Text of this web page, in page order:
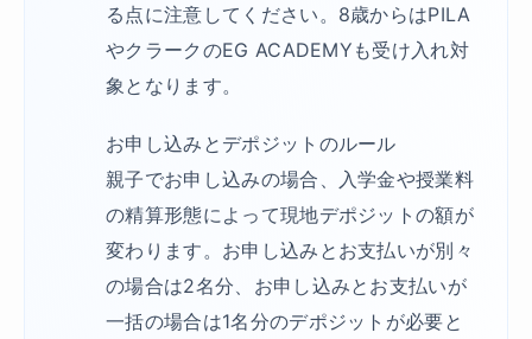
る点に注意してください。8歳からはPILA
やクラークのEG ACADEMYも受け入れ対
象となります。
お申し込みとデポジットのルール
親子でお申し込みの場合、入学金や授業料
の精算形態によって現地デポジットの額が
変わります。お申し込みとお支払いが別々
の場合は2名分、お申し込みとお支払いが
一括の場合は1名分のデポジットが必要と